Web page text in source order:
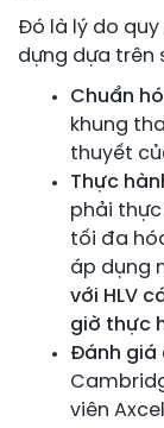
Đó là lý do
dựng dựa trên
Chuẩn
khung
thuyết
Thực
phải
tối đa
áp dụng
với HLV
giờ thực
Đánh giá
viên